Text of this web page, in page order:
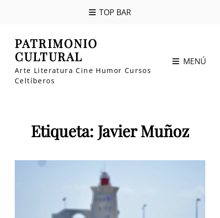
TOP BAR
PATRIMONIO
CULTURAL
Arte Literatura Cine Humor Cursos
Celtíberos
MENÚ
Etiqueta: Javier Muñoz